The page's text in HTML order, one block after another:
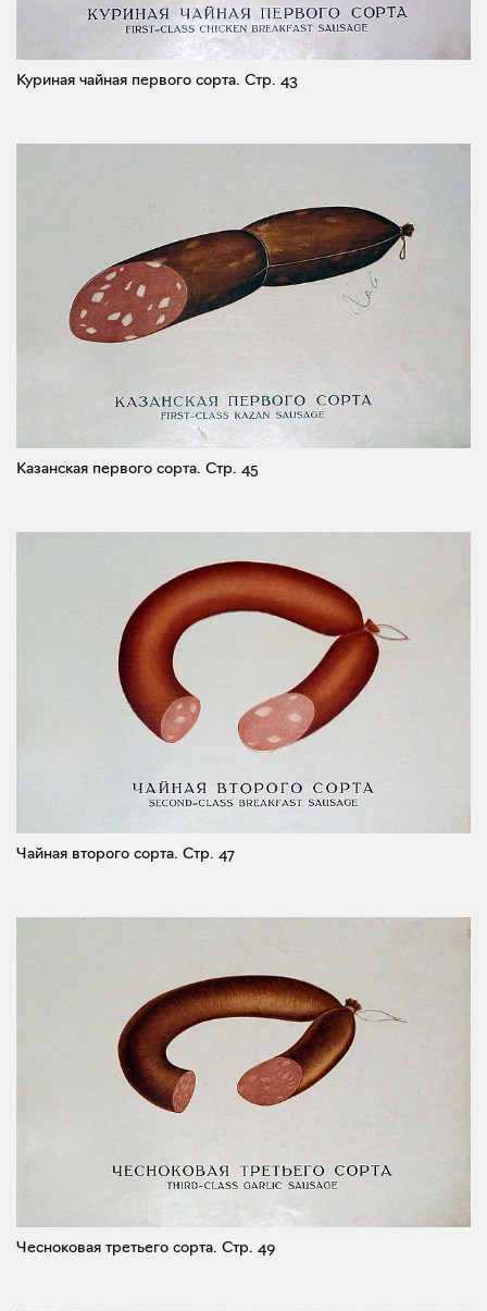
Куриная чайная первого сорта. Стр. 43
Казанская первого сорта. Стр. 45
Чайная второго сорта. Стр. 47
Чесноковая третьего сорта. Стр. 49